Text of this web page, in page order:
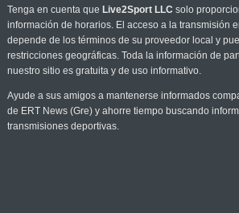
Tenga en cuenta que Live2Sport LLC solo
información de horarios. El acceso a la transmisión
depende de los términos de su proveedor local y
restricciones geográficas. Toda la información de
nuestro sitio es gratuita y de uso informativo.
Ayude a sus amigos a mantenerse informados
de ERT News (Gre) y ahorre tiempo buscando
transmisiones deportivas.